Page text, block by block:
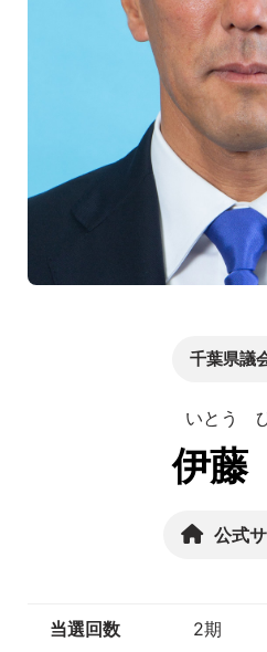
千葉県議
いとう
伊
公式
当選回数 2期